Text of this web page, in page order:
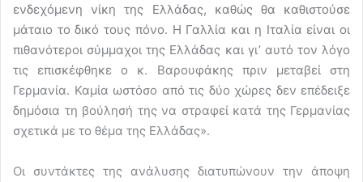
ενδεχόμενη νίκη της Ελλάδας, καθώς θα καθιστούσε
μάταιο το δικό τους πόνο. Η Γαλλία και η Ιταλία είναι οι
πιθανότεροι σύμμαχοι της Ελλάδας και γι’ αυτό τον λόγο
τις επισκέφθηκε ο κ. Βαρουφάκης πριν μεταβεί στη
Γερμανία. Καμία ωστόσο από τις δύο χώρες δεν επέδειξε
δημόσια τη βούλησή της να στραφεί κατά της Γερμανίας
σχετικά με το θέμα της Ελλάδας».
Οι συντάκτες της ανάλυσης διατυπώνουν την άποψη